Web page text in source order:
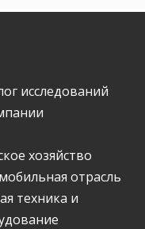
исследований
хозяйство
отрасль
техника и